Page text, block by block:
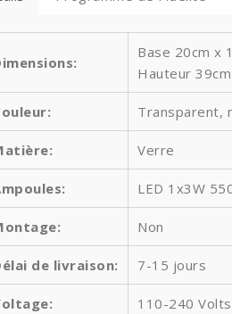
Base 20cm x
Hauteur 39
Transparent,
Verre
: LED 1x3W
Non
de livraison: 7-15 jours
110-240 Volts